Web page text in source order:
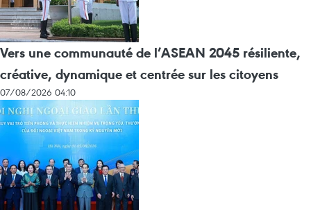
Vers une communauté de l’ASEAN 2045 résiliente,
créative, dynamique et centrée sur les citoyens
07/08/2026 04:10